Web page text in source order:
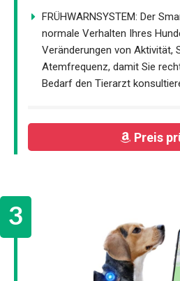
FRÜHWARNSYSTEM: Der
normale Verhalten Ihres
Veränderungen von Aktivität,
Atemfrequenz, damit Sie
Bedarf den Tierarzt
Preis